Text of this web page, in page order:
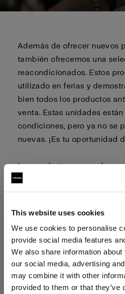
This website uses cookies
We use cookies to personalise
provide social media features
We also share information
our social media, advertising
may combine it with other
provided to them or that
Además de ofrecer nuevos
también ofrecemos una
reacondicionados. Estos
utilizado en ferias y
bien todos los productos
venta. Estas unidades
condiciones, pero ya no se
nuevas. ¡Es tu oportunidad
Los productos se venden
como cables, bolsas,
las páginas de los
La venta de unidades
demostración es
aceptan
Para comprarlas, haz clic